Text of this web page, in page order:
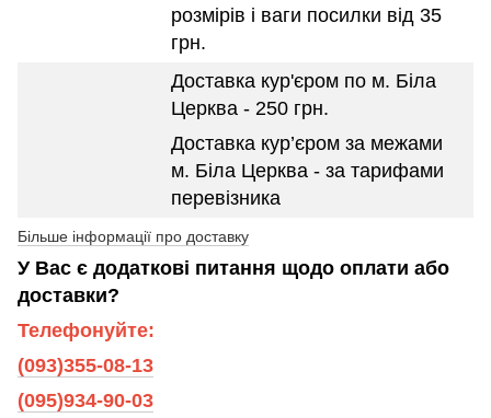
розмірів і ваги посилки від 35
грн.
Доставка кур'єром по м. Біла
Церква - 250 грн.
Доставка кур’єром за межами
м. Біла Церква - за тарифами
перевізника
Більше інформації про доставку
У Вас є додаткові питання щодо оплати або
доставки?
Телефонуйте:
(093)355-08-13
(095)934-90-03